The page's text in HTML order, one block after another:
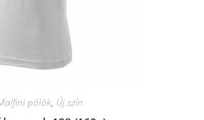
pólók, Új szín